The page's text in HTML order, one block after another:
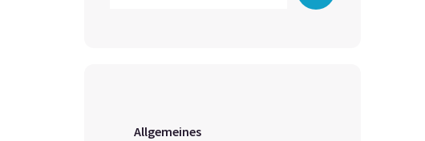
Allgemeines